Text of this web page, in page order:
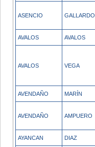
ASENCIO GALLARDO
AVALOS AVALOS
AVALOS VEGA
AVENDAÑO MARÍN
AVENDAÑO AMPUERO
AYANCAN DIAZ